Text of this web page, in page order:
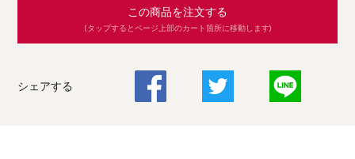
この商品を注文する
(タップするとページ上部のカート箇所に移動します)
シェアする